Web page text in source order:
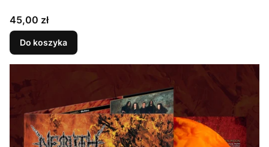
Cena
45,00 zł
Do koszyka